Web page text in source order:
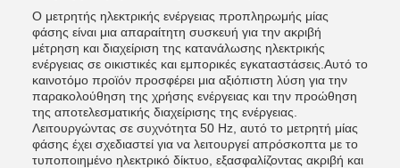
Ο μετρητής ηλεκτρικής ενέργειας προπληρωμής μίας
φάσης είναι μια απαραίτητη συσκευή για την ακριβή
μέτρηση και διαχείριση της κατανάλωσης ηλεκτρικής
ενέργειας σε οικιστικές και εμπορικές εγκαταστάσεις.Αυτό το
καινοτόμο προϊόν προσφέρει μια αξιόπιστη λύση για την
παρακολούθηση της χρήσης ενέργειας και την προώθηση
της αποτελεσματικής διαχείρισης της ενέργειας.
Λειτουργώντας σε συχνότητα 50 Hz, αυτό το μετρητή μίας
φάσης έχει σχεδιαστεί για να λειτουργεί απρόσκοπτα με το
τυποποιημένο ηλεκτρικό δίκτυο, εξασφαλίζοντας ακριβή και